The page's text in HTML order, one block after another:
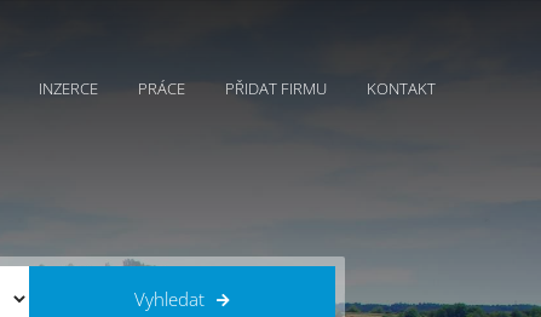
INZERCE PRÁCE PŘIDAT FIRMU KONTAKT
Vyhledat